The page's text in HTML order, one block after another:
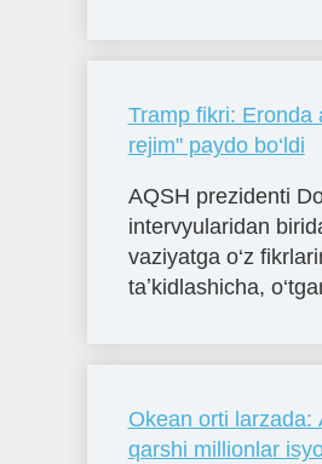
Tramp fikri: Eronda
rejim" paydo bo‘ldi
AQSH prezidenti
intervyularidan
vaziyatga o‘z
taʼkidlashicha,
Okean orti larzada:
qarshi millionlar